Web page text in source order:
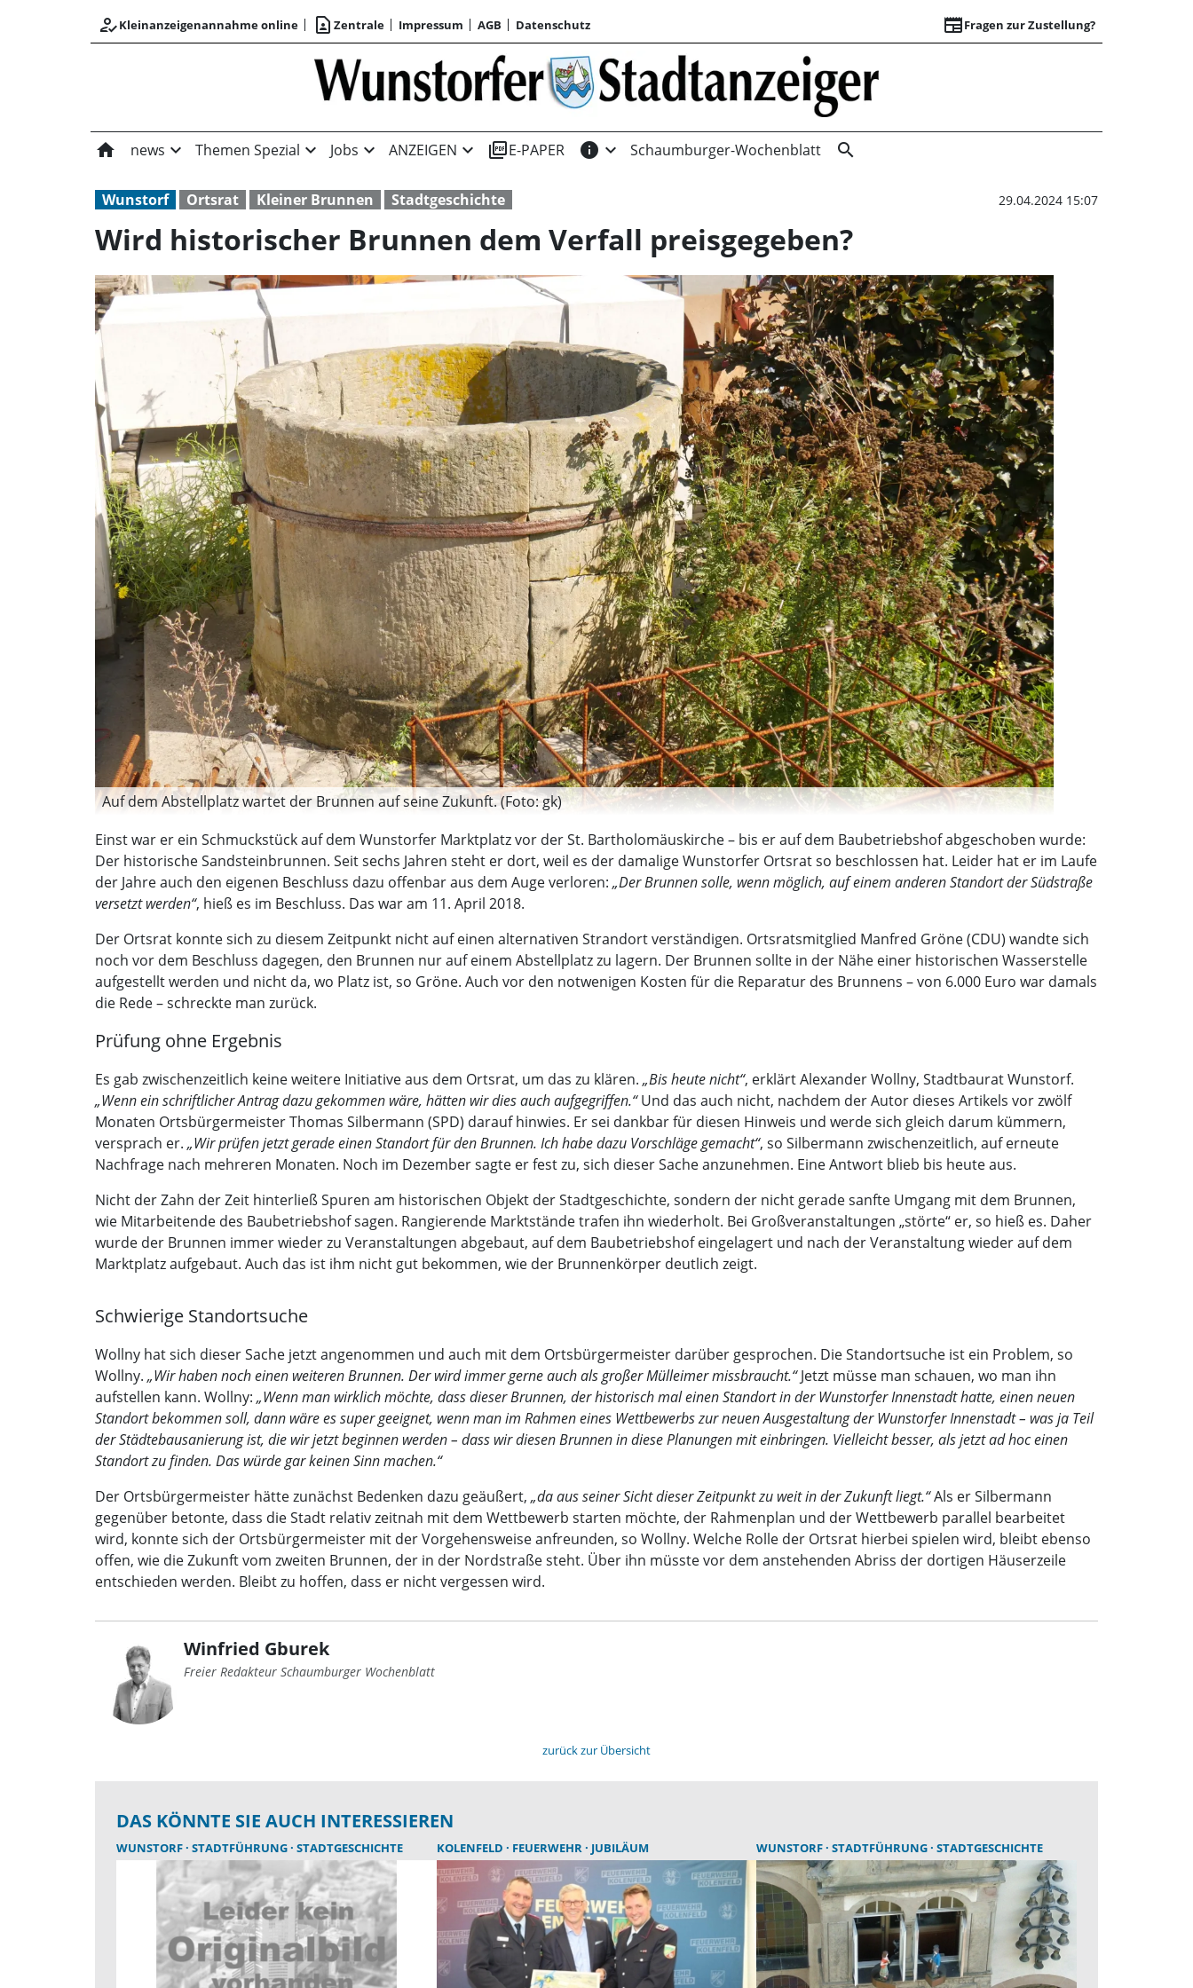
how_to_regKleinanzeigenannahme online contact_page Zentrale Impressum AGB Datenschutz newspaperFragen zur Zustellung?
Wird historischer
home news expand_more Themen Spezial expand_more Jobs expand_more ANZEIGEN expand_more picture_as_pdfE-PAPER info expand_more Schaumburger-Wochenblatt search
Wunstorf Ortsrat Kleiner Brunnen Stadtgeschichte 29.04.2024 15:07
Wird historischer Brunnen dem Verfall preisgegeben?
Auf dem Abstellplatz wartet der Brunnen auf seine Zukunft. (Foto: gk)
Einst war er ein Schmuckstück auf dem Wunstorfer Marktplatz vor der St. Bartholomäuskirche – bis er auf dem Baubetriebshof abgeschoben wurde:
Der historische Sandsteinbrunnen. Seit sechs Jahren steht er dort, weil es der damalige Wunstorfer Ortsrat so beschlossen hat. Leider hat er im Laufe
der Jahre auch den eigenen Beschluss dazu offenbar aus dem Auge verloren: „Der Brunnen solle, wenn möglich, auf einem anderen Standort der Südstraße
versetzt werden“, hieß es im Beschluss. Das war am 11. April 2018.
Der Ortsrat konnte sich zu diesem Zeitpunkt nicht auf einen alternativen Strandort verständigen. Ortsratsmitglied Manfred Gröne (CDU) wandte sich
noch vor dem Beschluss dagegen, den Brunnen nur auf einem Abstellplatz zu lagern. Der Brunnen sollte in der Nähe einer historischen Wasserstelle
aufgestellt werden und nicht da, wo Platz ist, so Gröne. Auch vor den notwenigen Kosten für die Reparatur des Brunnens – von 6.000 Euro war damals
die Rede – schreckte man zurück.
Prüfung ohne Ergebnis
Es gab zwischenzeitlich keine weitere Initiative aus dem Ortsrat, um das zu klären. „Bis heute nicht“, erklärt Alexander Wollny, Stadtbaurat Wunstorf.
„Wenn ein schriftlicher Antrag dazu gekommen wäre, hätten wir dies auch aufgegriffen.“Und das auch nicht, nachdem der Autor dieses Artikels vor zwölf
Monaten Ortsbürgermeister Thomas Silbermann (SPD) darauf hinwies. Er sei dankbar für diesen Hinweis und werde sich gleich darum kümmern,
versprach er. „Wir prüfen jetzt gerade einen Standort für den Brunnen. Ich habe dazu Vorschläge gemacht“, so Silbermann zwischenzeitlich, auf erneute
Nachfrage nach mehreren Monaten. Noch im Dezember sagte er fest zu, sich dieser Sache anzunehmen. Eine Antwort blieb bis heute aus.
Nicht der Zahn der Zeit hinterließ Spuren am historischen Objekt der Stadtgeschichte, sondern der nicht gerade sanfte Umgang mit dem Brunnen,
wie Mitarbeitende des Baubetriebshof sagen. Rangierende Marktstände trafen ihn wiederholt. Bei Großveranstaltungen „störte“ er, so hieß es. Daher
wurde der Brunnen immer wieder zu Veranstaltungen abgebaut, auf dem Baubetriebshof eingelagert und nach der Veranstaltung wieder auf dem
Marktplatz aufgebaut. Auch das ist ihm nicht gut bekommen, wie der Brunnenkörper deutlich zeigt.
Schwierige Standortsuche
Wollny hat sich dieser Sache jetzt angenommen und auch mit dem Ortsbürgermeister darüber gesprochen. Die Standortsuche ist ein Problem, so
Wollny. „Wir haben noch einen weiteren Brunnen. Der wird immer gerne auch als großer Mülleimer missbraucht.“Jetzt müsse man schauen, wo man ihn
aufstellen kann. Wollny: „Wenn man wirklich möchte, dass dieser Brunnen, der historisch mal einen Standort in der Wunstorfer Innenstadt hatte, einen neuen
Standort bekommen soll, dann wäre es super geeignet, wenn man im Rahmen eines Wettbewerbs zur neuen Ausgestaltung der Wunstorfer Innenstadt – was ja Teil
der Städtebausanierung ist, die wir jetzt beginnen werden – dass wir diesen Brunnen in diese Planungen mit einbringen. Vielleicht besser, als jetzt ad hoc einen
Standort zu finden. Das würde gar keinen Sinn machen.“
Der Ortsbürgermeister hätte zunächst Bedenken dazu geäußert, „da aus seiner Sicht dieser Zeitpunkt zu weit in der Zukunft liegt.“Als er Silbermann
gegenüber betonte, dass die Stadt relativ zeitnah mit dem Wettbewerb starten möchte, der Rahmenplan und der Wettbewerb parallel bearbeitet
wird, konnte sich der Ortsbürgermeister mit der Vorgehensweise anfreunden, so Wollny. Welche Rolle der Ortsrat hierbei spielen wird, bleibt ebenso
offen, wie die Zukunft vom zweiten Brunnen, der in der Nordstraße steht. Über ihn müsste vor dem anstehenden Abriss der dortigen Häuserzeile
entschieden werden. Bleibt zu hoffen, dass er nicht vergessen wird.
Winfried Gburek
Freier Redakteur Schaumburger Wochenblatt
zurück zur Übersicht
DAS KÖNNTE SIE AUCH INTERESSIEREN
WUNSTORF STADTFÜHRUNG STADTGESCHICHTE KOLENFELD FEUERWEHR JUBILÄUM WUNSTORF STADTFÜHRUNG STADTGESCHICHTE